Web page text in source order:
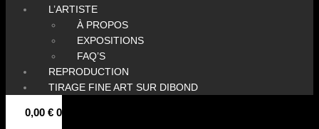
L’ARTISTE
À PROPOS
EXPOSITIONS
FAQ’S
REPRODUCTION
TIRAGE FINE ART SUR DIBOND
0,00 € 0